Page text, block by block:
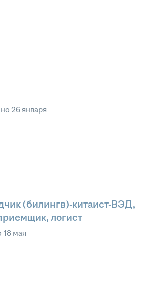
26 января
(билингв)-китаист-ВЭД,
логист
18 мая